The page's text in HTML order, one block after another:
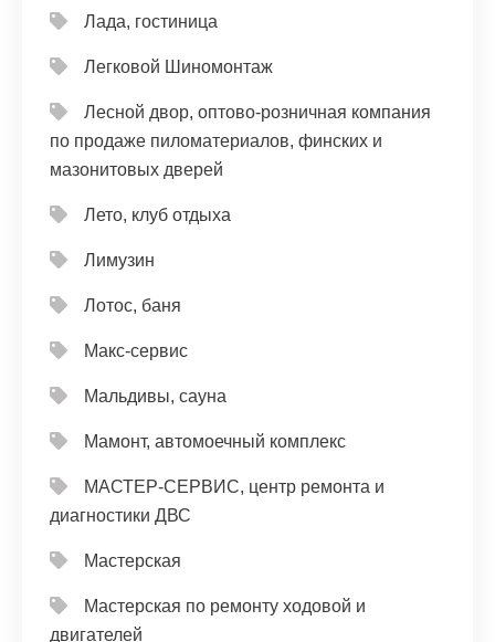
Лада, гостиница
Легковой Шиномонтаж
Лесной двор, оптово-розничная компания
по продаже пиломатериалов, финских и
мазонитовых дверей
Лето, клуб отдыха
Лимузин
Лотос, баня
Макс-сервис
Мальдивы, сауна
Мамонт, автомоечный комплекс
МАСТЕР-СЕРВИС, центр ремонта и
диагностики ДВС
Мастерская
Мастерская по ремонту ходовой и
двигателей